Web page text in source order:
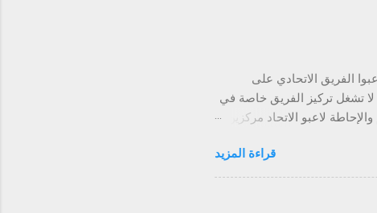
وجبة العشاء قبل
الفريق تدريباته السبت
بالنادي سلمت إدارة نادي
الفريق الاتحادي على
تشغل تركيز الفريق خاصة في
لاعبو الاتحاد مركزين
سييرا أمام الهلال في الجولة 20 من دوري جميل، ثم يقابل نادي النصر في
قراءة المزيد